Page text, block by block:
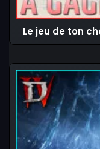
Le jeu de ton